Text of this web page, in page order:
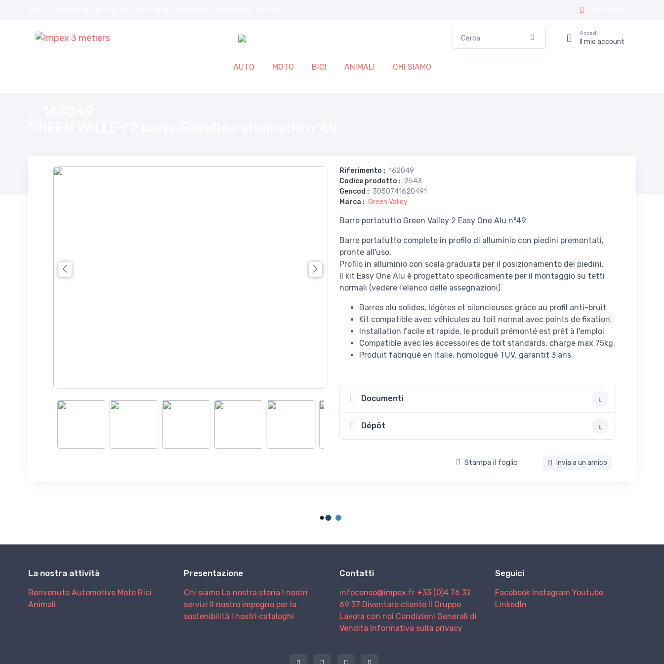
Conferma Accedi
Il mio account
AUTO MOTO BICI ANIMALI CHI SIAMO
Riferimento : 162049
Codice prodotto : 2543
Gencod : 3050741620491
Marca : Green Valley
Barre portatutto Green Valley 2 Easy One Alu n°49
Barre portatutto complete in profilo di alluminio con piedini premontati,
pronte all'uso.
Profilo in alluminio con scala graduata per il posizionamento dei piedini.
Il kit Easy One Alu è progettato specificamente per il montaggio su tetti
normali (vedere l'elenco delle assegnazioni)
Barres alu solides, légères et silencieuses grâce au profil anti-bruit
Kit compatible avec véhicules au toit normal avec points de fixation.
Installation facile et rapide, le produit prémonté est prêt à l'emploi
Compatible avec les accessoires de toit standards, charge max 75kg.
Produit fabriqué en Italie, homologué TUV, garantit 3 ans.
Documenti
Dépôt
Stampa il foglio Invia a un amico
La nostra attività
Benvenuto Automotive Moto Bici
Animali
Presentazione
Chi siamo La nostra storia I nostri
servizi Il nostro impegno per la
sostenibilità I nostri cataloghi
Contatti
infoconso@impex.fr +33 (0)4 76 32
69 37 Diventare cliente Il Gruppo
Lavora con noi Condizioni Generali di
Vendita Informativa sulla privacy
Seguici
Facebook Instagram Youtube
LinkedIn